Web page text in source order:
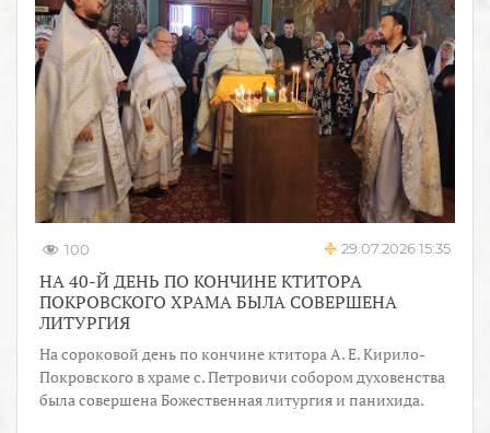
100 29.07.2026 15:35
НА 40-Й ДЕНЬ ПО КОНЧИНЕ КТИТОРА
ПОКРОВСКОГО ХРАМА БЫЛА СОВЕРШЕНА
ЛИТУРГИЯ
На сороковой день по кончине ктитора А. Е. Кирило-
Покровского в храме с. Петровичи собором духовенства
была совершена Божественная литургия и панихида.